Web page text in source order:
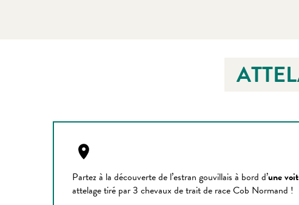
Partez à la découverte de l’estran gouvillais à bord d’une
attelage tiré par 3 chevaux de trait de race Cob Normand !